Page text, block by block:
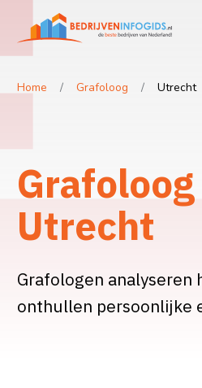
Home Grafoloog Utrecht
Utrecht
Grafologen analyseren
onthullen persoonlijke